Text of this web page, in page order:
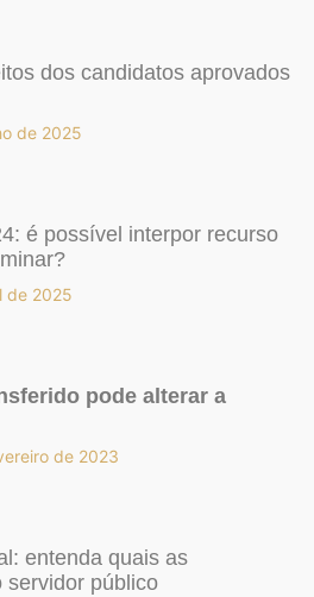
dos candidatos aprovados
de 2025
é possível interpor recurso
de 2025
pode alterar a
de 2023
entenda quais as
servidor público